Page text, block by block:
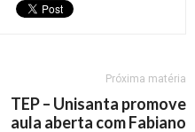
Próxima matéria
TEP – Unisanta promove
aula aberta com Fabiano